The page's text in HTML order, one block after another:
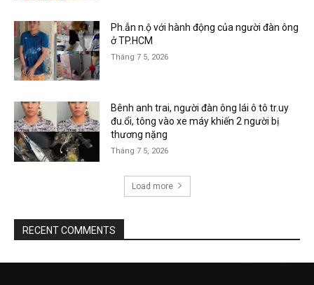
Ph.ẫn n.ộ với hành động của người đàn ông
ở TP.HCM
Tháng 7 5, 2026
Bênh anh trai, người đàn ông lái ô tô tr.uy
đu.ổi, tông vào xe máy khiến 2 người bị
thương nặng
Tháng 7 5, 2026
Load more
RECENT COMMENTS